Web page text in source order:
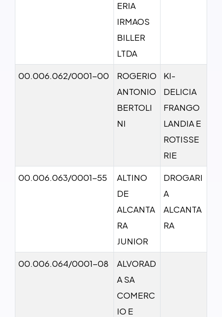
ERIA
IRMAOS
BILLER
LTDA
00.006.062/0001-00
ROGERIO
ANTONIO
BERTOLI
NI
KI-
DELICIA
FRANGO
LANDIA E
ROTISSE
RIE
00.006.063/0001-55
ALTINO
DE
ALCANTA
RA
JUNIOR
DROGARI
A
ALCANTA
RA
00.006.064/0001-08
ALVORAD
A SA
COMERC
IO E